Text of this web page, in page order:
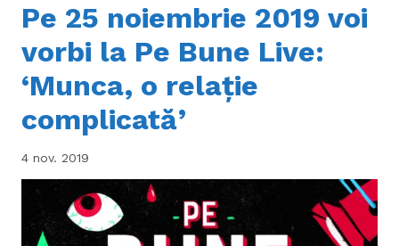
Pe 25 noiembrie 2019 voi
vorbi la Pe Bune Live:
‘Munca, o relație
complicată’
4 nov. 2019